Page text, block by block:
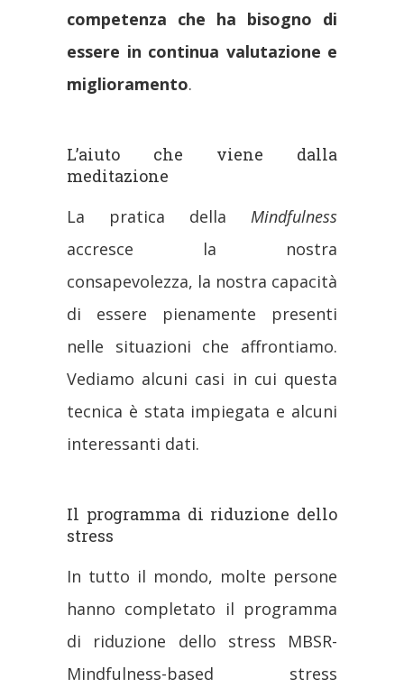
competenza che ha bisogno di
essere in continua valutazione e
miglioramento.
L’aiuto che viene dalla
meditazione
La pratica della Mindfulness
accresce la nostra
consapevolezza, la nostra capacità
di essere pienamente presenti
nelle situazioni che affrontiamo.
Vediamo alcuni casi in cui questa
tecnica è stata impiegata e alcuni
interessanti dati.
Il programma di riduzione dello
stress
In tutto il mondo, molte persone
hanno completato il programma
di riduzione dello stress MBSR-
Mindfulness-based stress